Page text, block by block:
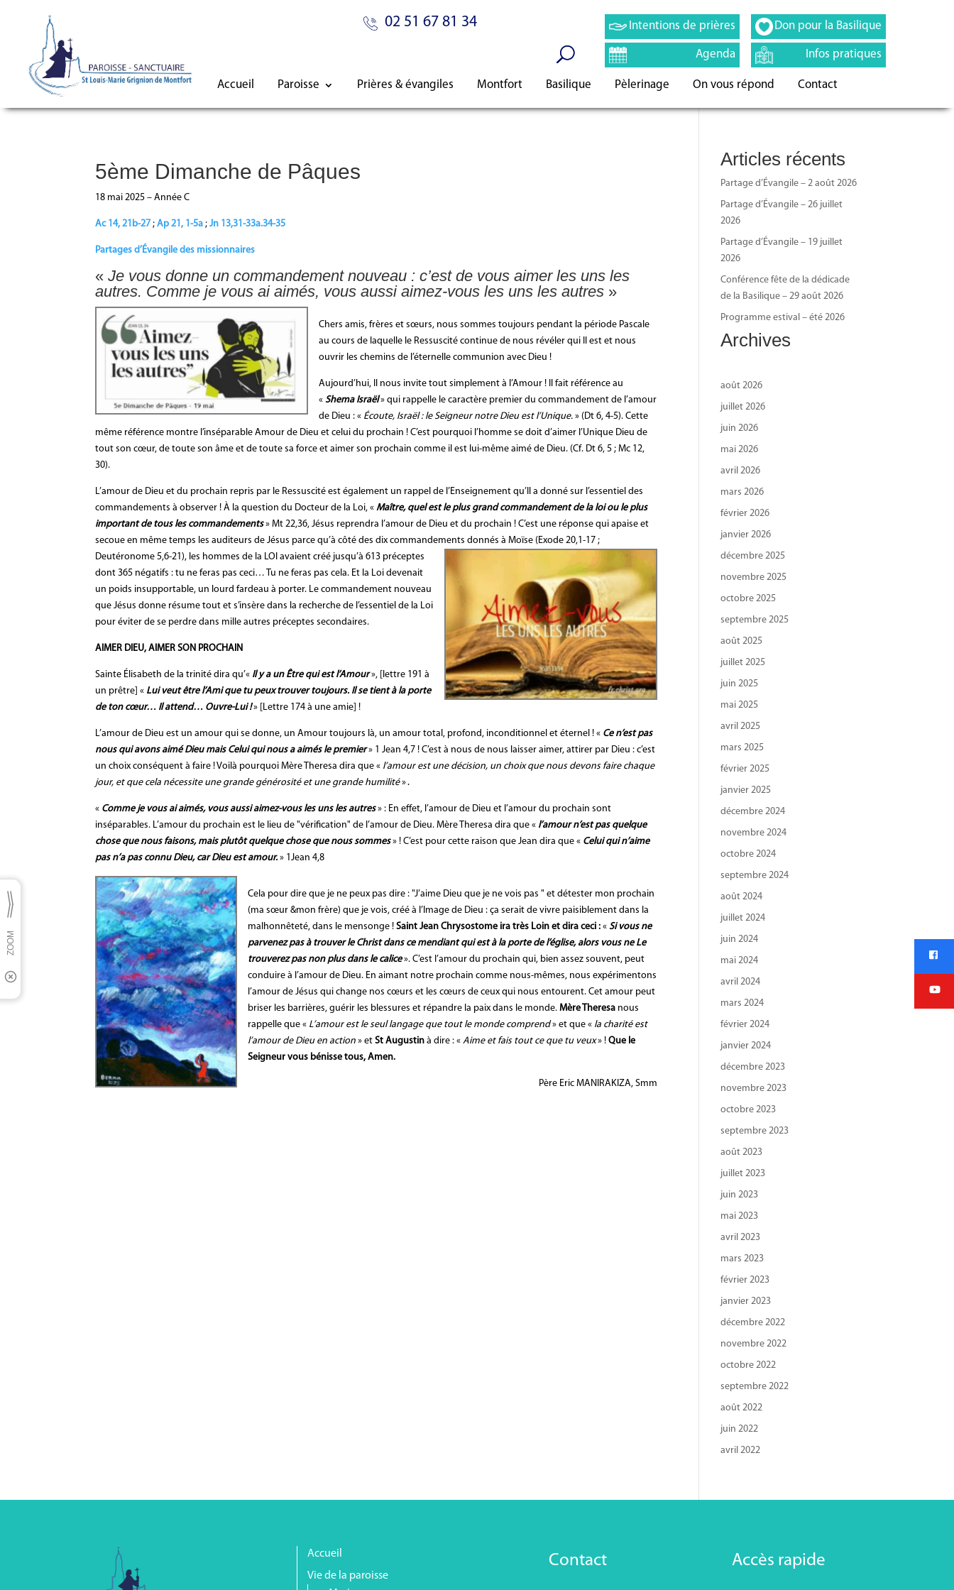
02 51 67 81 34 Intentions de prières
Agenda
Don pour la Basilique
Infos pratiques
Accueil Paroisse Prières & évangiles Montfort Basilique Pèlerinage On vous répond Contact
5ème Dimanche de Pâques
18 mai 2025 – Année C
Ac 14, 21b-27 ;Ap 21, 1-5a ;Jn 13,31-33a.34-35
Partages d’Évangile des missionnaires
«Je vous donne un commandement nouveau : c’est de vous aimer les uns les
autres. Comme je vous ai aimés, vous aussi aimez-vous les uns les autres »
Chers amis, frères et sœurs, nous sommes toujours pendant la période Pascale
au cours de laquelle le Ressuscité continue de nous révéler qui Il est et nous
ouvrir les chemins de l’éternelle communion avec Dieu !
Aujourd’hui, Il nous invite tout simplement à l’Amour ! Il fait référence au
«Shema Israël» qui rappelle le caractère premier du commandement de l’amour
de Dieu : « Écoute, Israël : le Seigneur notre Dieu est l’Unique. » (Dt 6, 4-5). Cette
même référence montre l’inséparable Amour de Dieu et celui du prochain ! C’est pourquoi l’homme se doit d’aimer l’Unique Dieu de
tout son cœur, de toute son âme et de toute sa force et aimer son prochain comme il est lui-même aimé de Dieu. (Cf. Dt 6, 5 ; Mc 12,
30).
L’amour de Dieu et du prochain repris par le Ressuscité est également un rappel de l’Enseignement qu’Il a donné sur l’essentiel des
commandements à observer ! À la question du Docteur de la Loi, «Maître, quel est le plus grand commandement de la loi ou le plus
important de tous les commandements» Mt 22,36, Jésus reprendra l’amour de Dieu et du prochain ! C’est une réponse qui apaise et
secoue en même temps les auditeurs de Jésus parce qu’à côté des dix commandements donnés à Moïse (Exode 20,1-17 ;
Deutéronome 5,6-21), les hommes de la LOIavaient créé jusqu’à 613 préceptes
dont 365 négatifs : tu ne feras pas ceci… Tu ne feras pas cela. Et la Loi devenait
un poids insupportable, un lourd fardeau à porter. Le commandement nouveau
que Jésus donne résume tout et s’insère dans la recherche de l’essentiel de la Loi
pour éviter de se perdre dans mille autres préceptes secondaires.
AIMER DIEU, AIMER SON PROCHAIN
Sainte Élisabeth de la trinité dira qu’« Il y a un Être qui est l’Amour», [lettre 191 à
un prêtre] « Lui veut être l’Ami que tu peux trouver toujours. Il se tient à la porte
de ton cœur… Il attend… Ouvre-Lui !» [Lettre 174 à une amie] !
L’amour de Dieu est un amour qui se donne, un Amour toujours là, un amour total, profond, inconditionnel et éternel ! « Ce n’est pas
nous qui avons aimé Dieu mais Celui qui nous a aimés le premier» 1 Jean 4,7 ! C’est à nous de nous laisser aimer, attirer par Dieu : c’est
un choix conséquent à faire ! Voilà pourquoi Mère Theresa dira que « l’amour est une décision, un choix que nous devons faire chaque
jour, et que cela nécessite une grande générosité et une grande humilité»․
« Comme je vous ai aimés, vous aussi aimez-vous les uns les autres» : En effet, l’amour de Dieu et l’amour du prochain sont
inséparables. L’amour du prochain est le lieu de "vérification" de l’amour de Dieu. Mère Theresa dira que « l’amour n’est pas quelque
chose que nous faisons, mais plutôt quelque chose que nous sommes» ! C’est pour cette raison que Jean dira que « Celui qui n’aime
pas n’a pas connu Dieu, car Dieu est amour. » 1Jean 4,8
Cela pour dire que je ne peux pas dire : "J’aime Dieu que je ne vois pas " et détester mon prochain
(ma sœur &mon frère) que je vois, créé à l’Image de Dieu : ça serait de vivre paisiblement dans la
malhonnêteté, dans le mensonge !Saint Jean Chrysostome ira très Loin et dira ceci : «Si vous ne
parvenez pas à trouver le Christ dans ce mendiant qui est à la porte de l’église, alors vous ne Le
trouverez pas non plus dans le calice». C’est l’amour du prochain qui, bien assez souvent, peut
conduire à l’amour de Dieu. En aimant notre prochain comme nous-mêmes, nous expérimentons
l’amour de Jésus qui change nos cœurs et les cœurs de ceux qui nous entourent. Cet amour peut
briser les barrières, guérir les blessures et répandre la paix dans le monde.Mère Theresa nous
rappelle que « L’amour est le seul langage que tout le monde comprend» et que « la charité est
l’amour de Dieu en action » etSt Augustin à dire : «Aime et fais tout ce que tu veux» !Que le
Seigneur vous bénisse tous, Amen.
Père Eric MANIRAKIZA, Smm
Articles récents
Partage d’Évangile – 2 août 2026
Partage d’Évangile – 26 juillet
2026
Partage d’Évangile – 19 juillet
2026
Conférence fête de la dédicade
de la Basilique – 29 août 2026
Programme estival – été 2026
Archives
août 2026
juillet 2026
juin 2026
mai 2026
avril 2026
mars 2026
février 2026
janvier 2026
décembre 2025
novembre 2025
octobre 2025
septembre 2025
août 2025
juillet 2025
juin 2025
mai 2025
avril 2025
mars 2025
février 2025
janvier 2025
décembre 2024
novembre 2024
octobre 2024
septembre 2024
août 2024
juillet 2024
juin 2024
mai 2024
avril 2024
mars 2024
février 2024
janvier 2024
décembre 2023
novembre 2023
octobre 2023
septembre 2023
août 2023
juillet 2023
juin 2023
mai 2023
avril 2023
mars 2023
février 2023
janvier 2023
décembre 2022
novembre 2022
octobre 2022
septembre 2022
août 2022
juin 2022
avril 2022
Accueil
Vie de la paroisse
Contact Accès rapide